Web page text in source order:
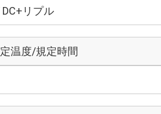
リプル
温度/規定時間